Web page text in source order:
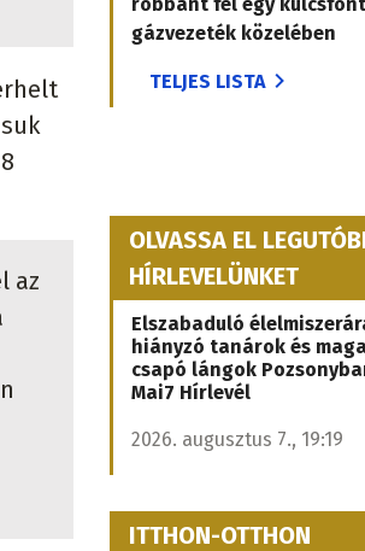
az
gázvezeték közelében
TELJES LISTA
OLVASSA EL
HÍRLEVELÜNKET
Elszabaduló
hiányzó tanárok és
csapó lángok
Mai7 Hírlevél
2026. augusztus 7., 19:19
ITTHON-OTTHON